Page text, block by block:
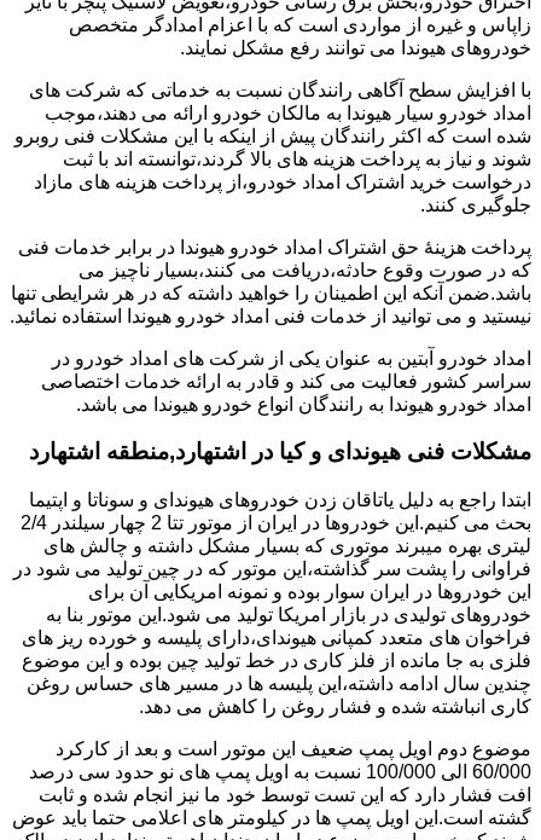
زاپاس و غیره از مواردی است که با اعزام امدادگر متخصص
خودروهای هیوندا می توانند رفع مشکل نمایند.
با افزایش سطح آگاهی رانندگان نسبت به خدماتی که شرکت های
امداد خودرو سیار هیوندا به مالکان خودرو ارائه می دهند،موجب
شده است که اکثر رانندگان پیش از اینکه با این مشکلات فنی روبرو
شوند و نیاز به پرداخت هزینه های بالا گردند،توانسته اند با ثبت
درخواست خرید اشتراک امداد خودرو،از پرداخت هزینه های مازاد
جلوگیری کنند.
پرداخت هزینۀ حق اشتراک امداد خودرو هیوندا در برابر خدمات فنی
که در صورت وقوع حادثه،دریافت می کنند،بسیار ناچیز می
باشد.ضمن آنکه این اطمینان را خواهید داشته که در هر شرایطی تنها
نیستید و می توانید از خدمات فنی امداد خودرو هیوندا استفاده نمائید.
امداد خودرو آبتین به عنوان یکی از شرکت های امداد خودرو در
سراسر کشور فعالیت می کند و قادر به ارائه خدمات اختصاصی
امداد خودرو هیوندا به رانندگان انواع خودرو هیوندا می باشد.
مشکلات فنی هیوندای و کیا در اشتهارد,منطقه اشتهارد
ابتدا راجع به دلیل یاتاقان زدن خودروهای هیوندای و سوناتا و اپتیما
بحث می کنیم.این خودروها در ایران از موتور تتا 2 چهار سیلندر 2/4
لیتری بهره میبرند موتوری که بسیار مشکل داشته و چالش های
فراوانی را پشت سر گذاشته،این موتور که در چین تولید می شود در
این خودروها در ایران سوار بوده و نمونه امریکایی آن برای
خودروهای تولیدی در بازار امریکا تولید می شود.این موتور بنا به
فراخوان های متعدد کمپانی هیوندای،دارای پلیسه و خورده ریز های
فلزی به جا مانده از فلز کاری در خط تولید چین بوده و این موضوع
چندین سال ادامه داشته،این پلیسه ها در مسیر های حساس روغن
کاری انباشته شده و فشار روغن را کاهش می دهد.
موضوع دوم اویل پمپ ضعیف این موتور است و بعد از کارکرد
60/000 الی 100/000 نسبت به اویل پمپ های نو حدود سی درصد
افت فشار دارد که این تست توسط خود ما نیز انجام شده و ثابت
گشته است.این اویل پمپ ها در کیلومتر های اعلامی حتما باید عوض